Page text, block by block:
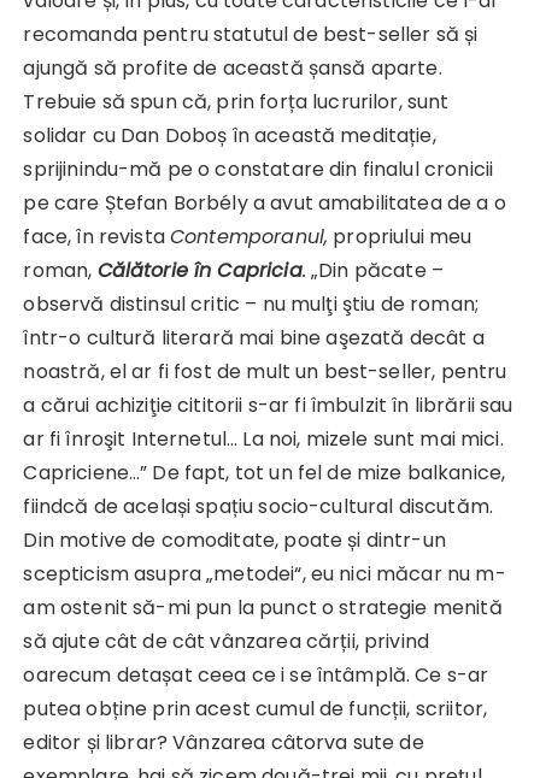
recomanda pentru statutul de best-seller să și
ajungă să profite de această șansă aparte.
Trebuie să spun că, prin forța lucrurilor, sunt
solidar cu Dan Doboș în această meditație,
sprijinindu-mă pe o constatare din finalul cronicii
pe care Ștefan Borbély a avut amabilitatea de a o
face, în revistaContemporanul, propriului meu
roman, Călătorie în Capricia. „Din păcate –
observă distinsul critic – nu mulţi ştiu de roman;
într-o cultură literară mai bine aşezată decât a
noastră, el ar fi fost de mult un best-seller, pentru
a cărui achiziţie cititorii s-ar fi îmbulzit în librării sau
ar fi înroşit Internetul… La noi, mizele sunt mai mici.
Capriciene…” De fapt, tot un fel de mize balkanice,
fiindcă de același spațiu socio-cultural discutăm.
Din motive de comoditate, poate și dintr-un
scepticism asupra „metodei“, eu nici măcar nu m-
am ostenit să-mi pun la punct o strategie menită
să ajute cât de cât vânzarea cărții, privind
oarecum detașat ceea ce i se întâmplă. Ce s-ar
putea obține prin acest cumul de funcții, scriitor,
editor și librar? Vânzarea câtorva sute de